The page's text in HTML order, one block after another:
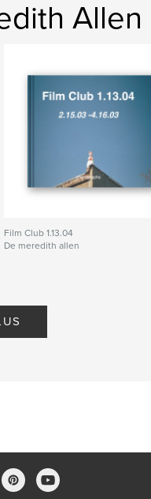
Allen
Film Club 1.13.04
De meredith allen